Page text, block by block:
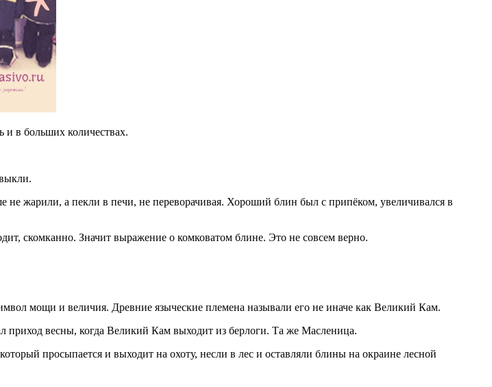
в больших количествах.
жарили, а пекли в печи, не переворачивая. Хороший блин был с припёком, увеличивался в
скомканно. Значит выражение о комковатом блине. Это не совсем верно.
мощи и величия. Древние языческие племена называли его не иначе как Великий Кам.
приход весны, когда Великий Кам выходит из берлоги. Та же Масленица.
просыпается и выходит на охоту, несли в лес и оставляли блины на окраине лесной